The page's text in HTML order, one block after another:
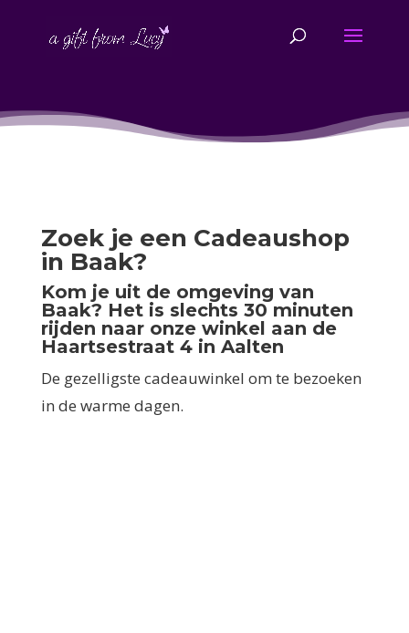
Zoek je een Cadeaushop
in Baak?
Kom je uit de omgeving van
Baak? Het is slechts 30 minuten
rijden naar onze winkel aan de
Haartsestraat 4 in Aalten
De gezelligste cadeauwinkel om te bezoeken
in de warme dagen.